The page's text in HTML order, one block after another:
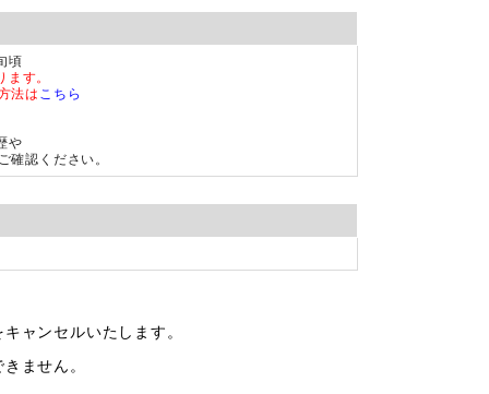
頃
す。
法は こちら
や
確認ください。
ャンセルいたします。
ません。